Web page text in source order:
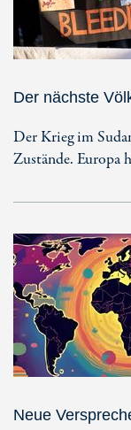
Der nächste
Der Krieg im
Zustände. Europa
Neue